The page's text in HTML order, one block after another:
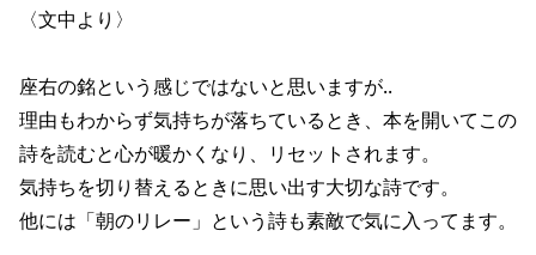
〈文中より〉
座右の銘という感じではないと思いますが..
理由もわからず気持ちが落ちているとき、本を開いてこの
詩を読むと心が暖かくなり、リセットされます。
気持ちを切り替えるときに思い出す大切な詩です。
他には「朝のリレー」という詩も素敵で気に入ってます。